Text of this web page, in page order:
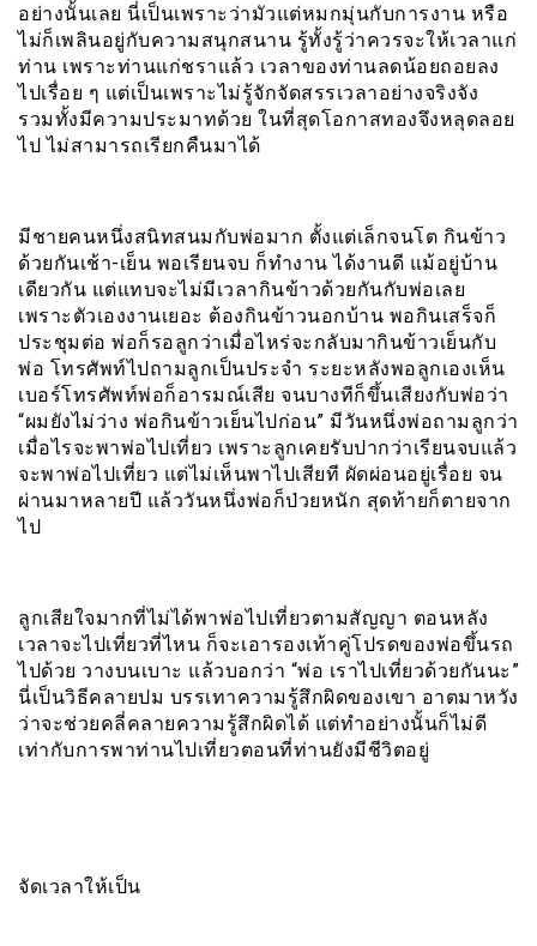
อย่างนั้นเลย นี่เป็นเพราะว่ามัวแต่หมกมุ่นกับการงาน หรือ
ไม่ก็เพลินอยู่กับความสนุกสนาน รู้ทั้งรู้ว่าควรจะให้เวลาแก่
ท่าน เพราะท่านแก่ชราแล้ว เวลาของท่านลดน้อยถอยลง
ไปเรื่อย ๆ แต่เป็นเพราะไม่รู้จักจัดสรรเวลาอย่างจริงจัง
รวมทั้งมีความประมาทด้วย ในที่สุดโอกาสทองจึงหลุดลอย
ไป ไม่สามารถเรียกคืนมาได้
มีชายคนหนึ่งสนิทสนมกับพ่อมาก ตั้งแต่เล็กจนโต กินข้าว
ด้วยกันเช้า-เย็น พอเรียนจบ ก็ทำงาน ได้งานดี แม้อยู่บ้าน
เดียวกัน แต่แทบจะไม่มีเวลากินข้าวด้วยกันกับพ่อเลย
เพราะตัวเองงานเยอะ ต้องกินข้าวนอกบ้าน พอกินเสร็จก็
ประชุมต่อ พ่อก็รอลูกว่าเมื่อไหร่จะกลับมากินข้าวเย็นกับ
พ่อ โทรศัพท์ไปถามลูกเป็นประจำ ระยะหลังพอลูกเองเห็น
เบอร์โทรศัพท์พ่อก็อารมณ์เสีย จนบางทีก็ขึ้นเสียงกับพ่อว่า
“ผมยังไม่ว่าง พ่อกินข้าวเย็นไปก่อน” มีวันหนึ่งพ่อถามลูกว่า
เมื่อไรจะพาพ่อไปเที่ยว เพราะลูกเคยรับปากว่าเรียนจบแล้ว
จะพาพ่อไปเที่ยว แต่ไม่เห็นพาไปเสียที ผัดผ่อนอยู่เรื่อย จน
ผ่านมาหลายปี แล้ววันหนึ่งพ่อก็ป่วยหนัก สุดท้ายก็ตายจาก
ไป
ลูกเสียใจมากที่ไม่ได้พาพ่อไปเที่ยวตามสัญญา ตอนหลัง
เวลาจะไปเที่ยวที่ไหน ก็จะเอารองเท้าคู่โปรดของพ่อขึ้นรถ
ไปด้วย วางบนเบาะ แล้วบอกว่า “พ่อ เราไปเที่ยวด้วยกันนะ”
นี่เป็นวิธีคลายปม บรรเทาความรู้สึกผิดของเขา อาตมาหวัง
ว่าจะช่วยคลี่คลายความรู้สึกผิดได้ แต่ทำอย่างนั้นก็ไม่ดี
เท่ากับการพาท่านไปเที่ยวตอนที่ท่านยังมีชีวิตอยู่
จัดเวลาให้เป็น